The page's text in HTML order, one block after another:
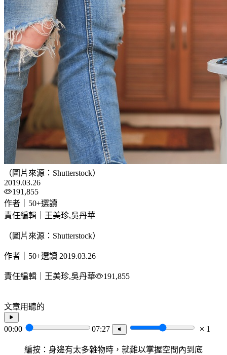
（圖片來源：Shutterstock）
2019.03.26
191,855
作者｜50+選讀
責任編輯｜王美珍,吳丹華
（圖片來源：Shutterstock）
作者｜50+選讀 2019.03.26
責任編輯｜王美珍,吳丹華 191,855
文章用聽的
00:00 07:27 1
編按：身邊有太多雜物時，就難以掌握空間內到底